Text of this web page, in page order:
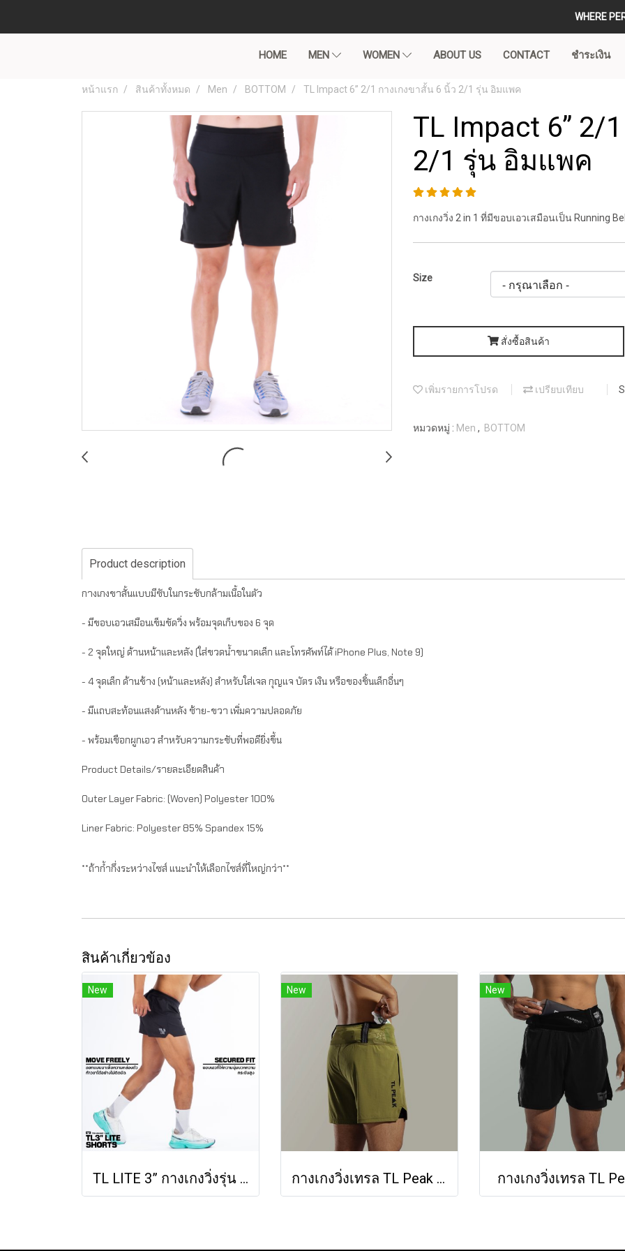
WHERE
HOME MEN WOMEN ABOUT US CONTACT ชำระเงิน
หน้าแรก สินค้าทั้งหมด Men BOTTOM TL Impact 6” 2/1 กางเกงขาสั้น 6 นิ้ว 2/1 รุ่น อิมแพค
TL Impact 6” 2/
2/1 รุ่น อิมแพค
กางเกงวิ่ง 2 in 1 ที่มีขอบเอวเสมือนเป็น Running
Size
สั่งซื้อสินค้า
เพิ่มรายการโปรด เปรียบเทียบ
หมวดหมู่ : Men , BOTTOM
Product description
กางเกงขาสั้นแบบมีซับในกระชับกล้ามเนื้อในตัว
- มีขอบเอวเสมือนเข็มขัดวิ่ง พร้อมจุดเก็บของ 6 จุด
- 2 จุดใหญ่ ด้านหน้าและหลัง (ใส่ขวดน้ำขนาดเล็ก และโทรศัพท์ได้ iPhone Plus, Note 9)
- 4 จุดเล็ก ด้านข้าง (หน้าและหลัง) สำหรับใส่เจล กุญแจ บัตร เงิน หรือของชิ้นเล็กอื่นๆ
- มีแถบสะท้อนแสงด้านหลัง ซ้าย-ขวา เพิ่มความปลอดภัย
- พร้อมเชือกผูกเอว สำหรับความกระชับที่พอดียิ่งขึ้น
Product Details/รายละเอียดสินค้า
Outer Layer Fabric: (Woven) Polyester 100%
Liner Fabric: Polyester 85% Spandex 15%
**ถ้าก้ำกึ่งระหว่างไซส์ แนะนำให้เลือกไซส์ที่ใหญ่กว่า**
สินค้าเกี่ยวข้อง
New
TL LITE 3” กางเกงวิ่งรุ่น 3 นิ้ว ไลท์
New
กางเกงวิ่งเทรล TL Peak (ALO GREEN)
New
กางเกงวิ่งเทรล TL